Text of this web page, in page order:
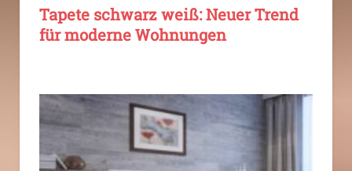
Tapete schwarz weiß: Neuer Trend
für moderne Wohnungen